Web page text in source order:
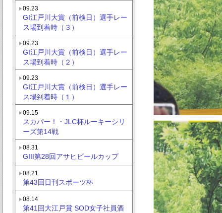
09.23
GI江戸川大賞（前検日）選手レー
ス場到着時（３）
09.23
GI江戸川大賞（前検日）選手レー
ス場到着時（２）
09.23
GI江戸川大賞（前検日）選手レー
ス場到着時（１）
09.15
スカパー！・JLC杯ルーキーシリ
ーズ第14戦
08.31
GIII第28回アサヒビールカップ
08.21
第43回日刊スポーツ杯
08.14
第41回大江戸賞 SOD女子社員酒